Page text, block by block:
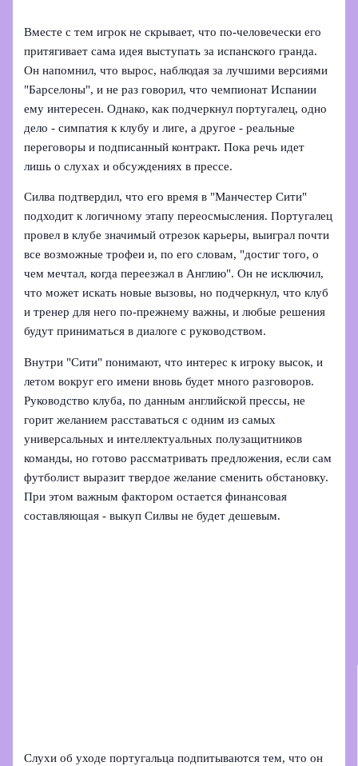
Вместе с тем игрок не скрывает, что по-человечески его
притягивает сама идея выступать за испанского гранда.
Он напомнил, что вырос, наблюдая за лучшими версиями
"Барселоны", и не раз говорил, что чемпионат Испании
ему интересен. Однако, как подчеркнул португалец, одно
дело - симпатия к клубу и лиге, а другое - реальные
переговоры и подписанный контракт. Пока речь идет
лишь о слухах и обсуждениях в прессе.
Силва подтвердил, что его время в "Манчестер Сити"
подходит к логичному этапу переосмысления. Португалец
провел в клубе значимый отрезок карьеры, выиграл почти
все возможные трофеи и, по его словам, "достиг того, о
чем мечтал, когда переезжал в Англию". Он не исключил,
что может искать новые вызовы, но подчеркнул, что клуб
и тренер для него по‑прежнему важны, и любые решения
будут приниматься в диалоге с руководством.
Внутри "Сити" понимают, что интерес к игроку высок, и
летом вокруг его имени вновь будет много разговоров.
Руководство клуба, по данным английской прессы, не
горит желанием расставаться с одним из самых
универсальных и интеллектуальных полузащитников
команды, но готово рассматривать предложения, если сам
футболист выразит твердое желание сменить обстановку.
При этом важным фактором остается финансовая
составляющая - выкуп Силвы не будет дешевым.
Слухи об уходе португальца подпитываются тем, что он